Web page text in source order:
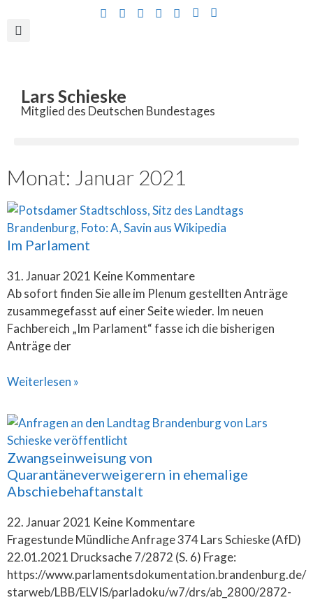
Lars Schieske
Mitglied des Deutschen Bundestages
Monat: Januar 2021
Im Parlament
31. Januar 2021 Keine Kommentare
Ab sofort finden Sie alle im Plenum gestellten Anträge
zusammegefasst auf einer Seite wieder. Im neuen
Fachbereich „Im Parlament“ fasse ich die bisherigen
Anträge der
Weiterlesen »
Zwangseinweisung von
Quarantäneverweigerern in ehemalige
Abschiebe­haft­anstalt
22. Januar 2021 Keine Kommentare
Fragestunde Mündliche Anfrage 374 Lars Schieske (AfD)
22.01.2021 Drucksache 7/2872 (S. 6) Frage:
https://www.parlamentsdokumentation.brandenburg.de/
starweb/LBB/ELVIS/parladoku/w7/drs/ab_2800/2872-